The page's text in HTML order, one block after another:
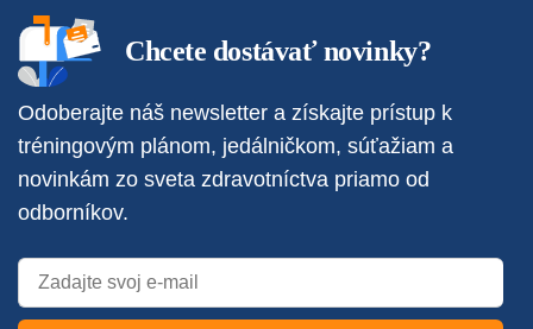
Chcete dostávať novinky?
Odoberajte náš newsletter a získajte prístup k
tréningovým plánom, jedálničkom, súťažiam a
novinkám zo sveta zdravotníctva priamo od
odborníkov.